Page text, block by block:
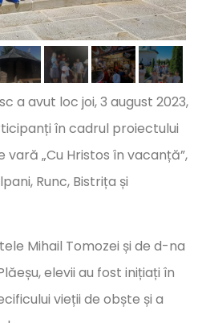
a avut loc joi, 3 august 2023,
în cadrul proiectului
„Cu Hristos în vacanță”,
Runc, Bistrița și
Mihail Tomozei și de d-na
elevii au fost inițiați în
vieții de obște și a